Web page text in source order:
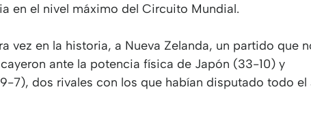
en el nivel máximo del Circuito Mundial.
vez en la historia, a Nueva Zelanda, un partido que
ante la potencia física de Japón (33-10) y
7), dos rivales con los que habían disputado todo el